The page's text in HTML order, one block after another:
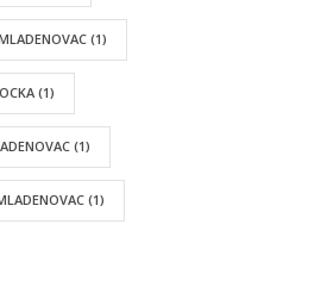
(1)
(1)
(1)
(1)